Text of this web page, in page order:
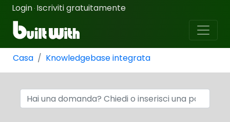
Login · Iscriviti gratuitamente
Casa Knowledgebase integrata